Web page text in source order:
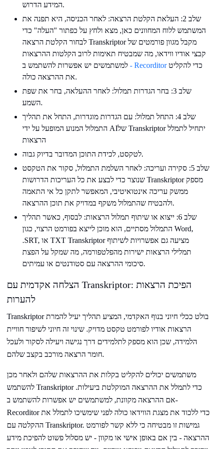
המידע הדרוש.
שלב 2: העלאת הקלטת הרצאה: לאחר הכניסה, היא תפנה את
המשתמש ללוח המחוונים כאן, מצא ולחץ על כפתור "העלה" כדי
לבחור הקלטת הרצאה Transkriptor מקבל מגוון פורמטים של
קבצי אודיו ווידאו, מה שמבטיח תאימות לרוב הקלטות ההרצאות
- Recorditorכדי להקליט
את ההרצאה כולה.
שלב 3: בחר הגדרות תמלול: לאחר ההעלאה, בחר את שפת
השמע.
שלב 4: התחל תמלול: עם הגדרות מוגדרות, התחל את תהליך
התמלול המנוע המופעל על ידי AIשל Transkriptor יתחיל לתמלל
הרצאות
לטקסט, לכידת התוכן המדובר בדיוק גבוה.
שלב 5: סקירה ועריכה: לאחר השלמת התמלול, סקור את הטקסט
שנוצר כדי לבצע את כל העריכות הדרושות Transkriptor מספק
ממשק עריכה אינטואיטיבי, המאפשר לתקן כל אי התאמה
ולהבטיח שהתמלול משקף במדויק את תוכן ההרצאה.
שלב 6: ייצוא או שיתוף תמלול הרצאות: לבסוף, כאשר תהליך
התמלול מסתיים, הוא מוכן לייצא בפורמט הרצוי, כגון Word,
.SRT, או TXT Transkriptor מציעה גם אפשרויות לשיתוף
תמלילי הרצאות ישירות מהפלטפורמה, מה שמקל על הפצת
סיכומי ההרצאה עם סטודנטים או עמיתים.
הצלחה אקדמית עם Transkriptor: הפיכת הרצאות
להערות
Transkriptor בולט ככלי חיוני בנוף האקדמי, המציע תהליך יעיל להמרת
הרצאות אודיו לפורמט טקסט מדויק. שינוי זה חיוני לשיפור חוויית
הלמידה, שכן הוא מספק לתלמידים דרך נגישה ויעילה לסקור ולעכל
חומר הרצאה מורכב בקצב שלהם.
משתמשים יכולים להקליט בקלות את ההרצאות שלהם ולאחר מכן
להשתמש Transkriptor כדי לתמלל את ההרצאה המוקלטת ביעילות.
אם ההרצאה מקוונת, למשתמשים יש אפשרות להשתמש ב-
Recorditor כדי ללכוד את מצגת הווידאו כולה לפני שימשיכו לתמלל את
ההקלטה עם Transkriptor. גמישות זו מבטיחה כי ללא קשר לפורמט
ההרצאה - בין אם באופן אישי או מקוון - יש מסלול פשוט להפיכת מידע